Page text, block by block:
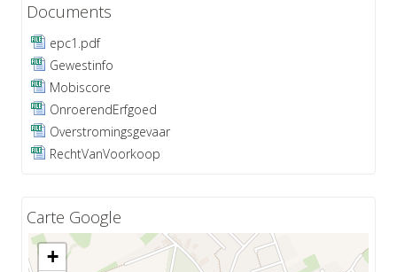
Documents
epc1.pdf
Gewestinfo
Mobiscore
OnroerendErfgoed
Overstromingsgevaar
RechtVanVoorkoop
Carte Google
+